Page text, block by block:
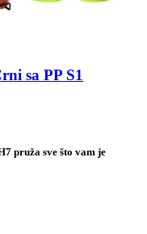
sa PP S1
pruža sve što vam je